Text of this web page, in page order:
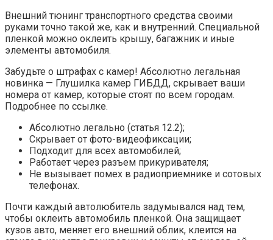
Внешний тюнинг транспортного средства своими
руками точно такой же, как и внутренний. Специальной
пленкой можно оклеить крышу, багажник и иные
элементы автомобиля.
Забудьте о штрафах с камер! Абсолютно легальная
новинка — Глушилка камер ГИБДД, скрывает ваши
номера от камер, которые стоят по всем городам.
Подробнее по ссылке.
Абсолютно легально (статья 12.2);
Скрывает от фото-видеофиксации;
Подходит для всех автомобилей;
Работает через разъем прикуривателя;
Не вызывает помех в радиоприемнике и сотовых
телефонах.
Почти каждый автолюбитель задумывался над тем,
чтобы оклеить автомобиль пленкой. Она защищает
кузов авто, меняет его внешний облик, клеится на